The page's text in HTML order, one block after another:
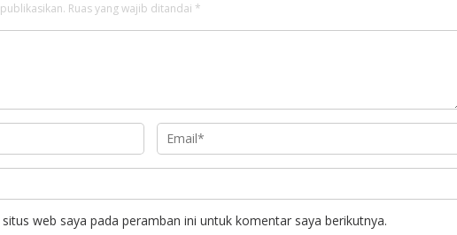
Ruas yang wajib ditandai *
web saya pada peramban ini untuk komentar saya berikutnya.